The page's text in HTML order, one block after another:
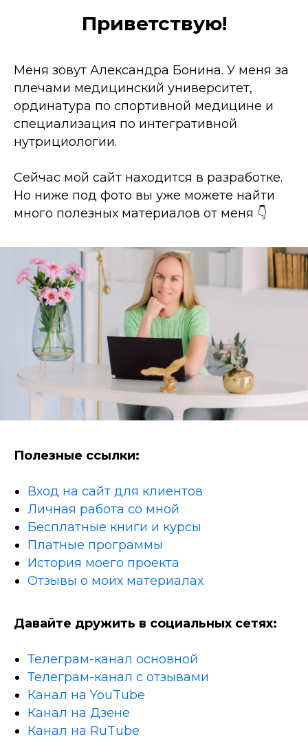
Приветствую!
Меня зовут Александра Бонина. У меня за
плечами медицинский университет,
ординатура по спортивной медицине и
специализация по интегративной
нутрициологии.
Сейчас мой сайт находится в разработке.
Но ниже под фото вы уже можете найти
много полезных материалов от меня 👇
Полезные ссылки:
Вход на сайт для клиентов
Личная работа со мной
Бесплатные книги и курсы
Платные программы
История моего проекта
Отзывы о моих материалах
Давайте дружить в социальных сетях:
Телеграм-канал основной
Телеграм-канал с отзывами
Канал на YouTube
Канал на Дзене
Канал на RuTube